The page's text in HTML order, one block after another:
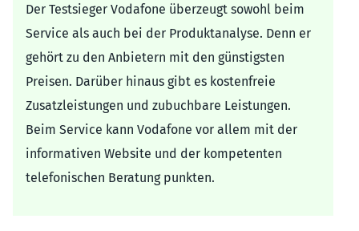
Der Testsieger Vodafone überzeugt sowohl beim
Service als auch bei der Produktanalyse. Denn er
gehört zu den Anbietern mit den günstigsten
Preisen. Darüber hinaus gibt es kostenfreie
Zusatzleistungen und zubuchbare Leistungen.
Beim Service kann Vodafone vor allem mit der
informativen Website und der kompetenten
telefonischen Beratung punkten.